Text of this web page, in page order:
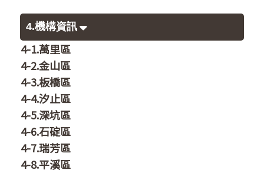
4.機構資訊
4-1.萬里區
4-2.金山區
4-3.板橋區
4-4.汐止區
4-5.深坑區
4-6.石碇區
4-7.瑞芳區
4-8.平溪區